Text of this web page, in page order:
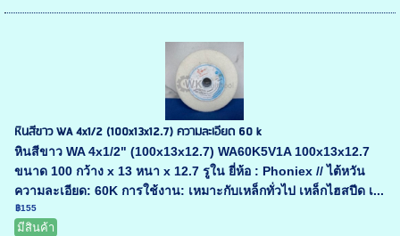
หินสีขาว WA 4x1/2 (100x13x12.7) ความละเอียด 60 k
หินสีขาว WA 4x1/2" (100x13x12.7) WA60K5V1A 100x13x12.7
ขนาด 100 กว้าง x 13 หนา x 12.7 รูใน ยี่ห้อ : Phoniex // ไต้หวัน
ความละเอียด: 60K การใช้งาน: เหมาะกับเหล็กทั่วไป เหล็กไฮสปีด เ...
฿155
มีสินค้า